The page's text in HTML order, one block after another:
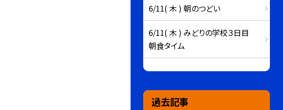
6/11( 木 ) 朝のつどい
6/11( 木 ) みどりの学校３日目
朝食タイム
過去記事